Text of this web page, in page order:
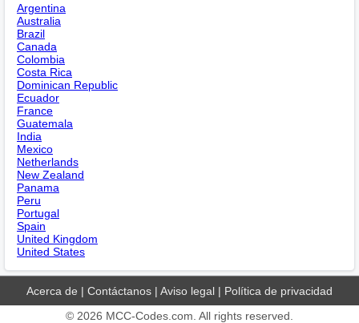
Argentina
Australia
Brazil
Canada
Colombia
Costa Rica
Dominican Republic
Ecuador
France
Guatemala
India
Mexico
Netherlands
New Zealand
Panama
Peru
Portugal
Spain
United Kingdom
United States
Acerca de | Contáctanos | Aviso legal | Política de privacidad
© 2026 MCC-Codes.com . All rights reserved.